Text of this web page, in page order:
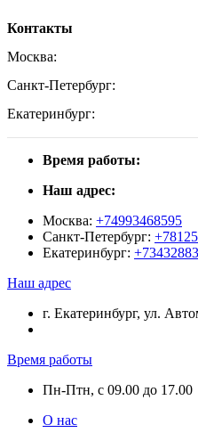
Контакты
Москва:
Санкт-Петербург:
Екатеринбург:
Время работы:
Наш адрес:
Москва: +74993468595
Санкт-Петербург:
Екатеринбург:
Наш адрес
г. Екатеринбург, ул.
Время работы
Пн-Птн, с 09.00 до 17.00
О нас